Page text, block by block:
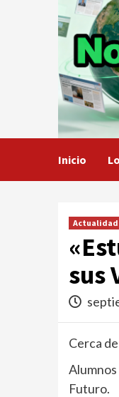
Inicio
Actualidad
sus
Cerca
Futuro.